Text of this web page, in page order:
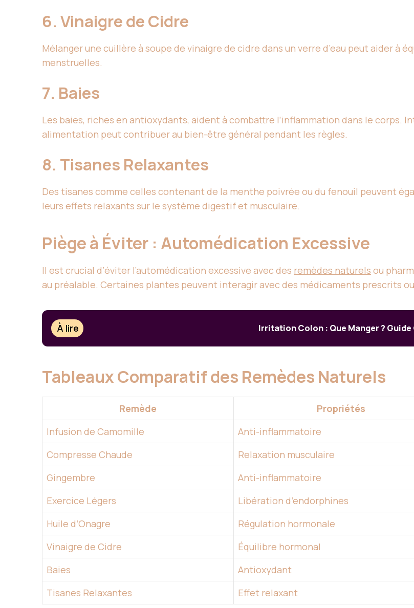
6. Vinaigre de Cidre
Mélanger une cuillère à soupe de vinaigre de cidre dans un verre d’eau peut aider à
menstruelles.
7. Baies
Les baies, riches en antioxydants, aident à combattre l’inflammation dans le corps.
alimentation peut contribuer au bien-être général pendant les règles.
8. Tisanes Relaxantes
Des tisanes comme celles contenant de la menthe poivrée ou du fenouil peuvent
leurs effets relaxants sur le système digestif et musculaire.
Piège à Éviter : Automédication Excessive
Il est crucial d’éviter l’automédication excessive avec des remèdes naturels ou
au préalable. Certaines plantes peuvent interagir avec des médicaments prescrits
À lire Irritation Colon : Que Manger ?
Tableaux Comparatif des Remèdes Naturels
Remède Propriétés
Infusion de Camomille
Anti-inflammatoire
Compresse Chaude
Relaxation musculaire
Gingembre
Anti-inflammatoire
Exercice Légers
Libération d’endorphines
Huile d’Onagre
Régulation hormonale
Vinaigre de Cidre
Équilibre hormonal
Baies
Antioxydant
Tisanes Relaxantes
Effet relaxant